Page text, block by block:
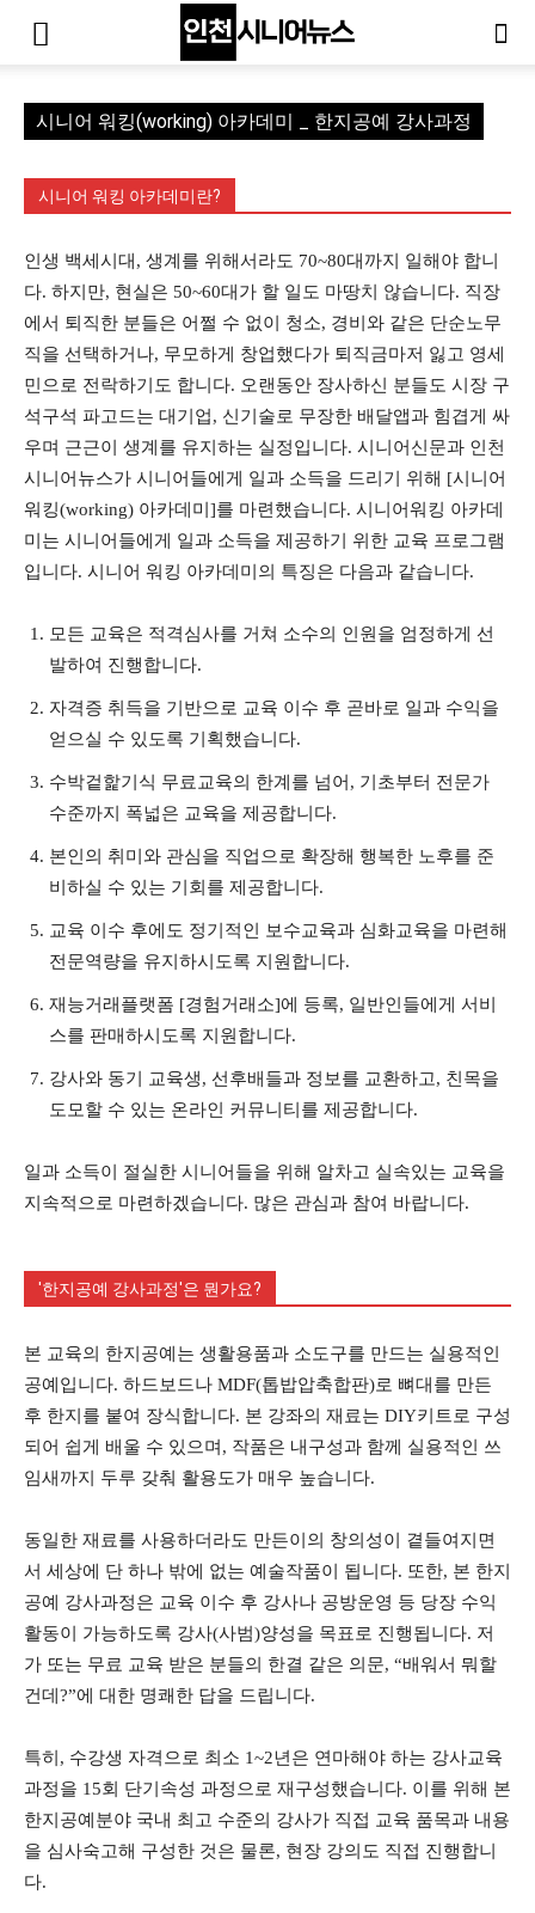
시니어 워킹(working) 아카데미 _ 한지공예 강사과정
시니어 워킹 아카데미란?
인생 백세시대, 생계를 위해서라도 70~80대까지 일해야 합니
다. 하지만, 현실은 50~60대가 할 일도 마땅치 않습니다. 직장
에서 퇴직한 분들은 어쩔 수 없이 청소, 경비와 같은 단순노무
직을 선택하거나, 무모하게 창업했다가 퇴직금마저 잃고 영세
민으로 전락하기도 합니다. 오랜동안 장사하신 분들도 시장 구
석구석 파고드는 대기업, 신기술로 무장한 배달앱과 힘겹게 싸
우며 근근이 생계를 유지하는 실정입니다. 시니어신문과 인천
시니어뉴스가 시니어들에게 일과 소득을 드리기 위해 [시니어
워킹(working) 아카데미]를 마련했습니다. 시니어워킹 아카데
미는 시니어들에게 일과 소득을 제공하기 위한 교육 프로그램
입니다. 시니어 워킹 아카데미의 특징은 다음과 같습니다.
모든 교육은 적격심사를 거쳐 소수의 인원을 엄정하게 선
발하여 진행합니다.
자격증 취득을 기반으로 교육 이수 후 곧바로 일과 수익을
얻으실 수 있도록 기획했습니다.
수박겉핥기식 무료교육의 한계를 넘어, 기초부터 전문가
수준까지 폭넓은 교육을 제공합니다.
본인의 취미와 관심을 직업으로 확장해 행복한 노후를 준
비하실 수 있는 기회를 제공합니다.
교육 이수 후에도 정기적인 보수교육과 심화교육을 마련해
전문역량을 유지하시도록 지원합니다.
재능거래플랫폼 [경험거래소]에 등록, 일반인들에게 서비
스를 판매하시도록 지원합니다.
강사와 동기 교육생, 선후배들과 정보를 교환하고, 친목을
도모할 수 있는 온라인 커뮤니티를 제공합니다.
일과 소득이 절실한 시니어들을 위해 알차고 실속있는 교육을
지속적으로 마련하겠습니다. 많은 관심과 참여 바랍니다.
'한지공예 강사과정'은 뭔가요?
본 교육의 한지공예는 생활용품과 소도구를 만드는 실용적인
공예입니다. 하드보드나 MDF(톱밥압축합판)로 뼈대를 만든
후 한지를 붙여 장식합니다. 본 강좌의 재료는 DIY키트로 구성
되어 쉽게 배울 수 있으며, 작품은 내구성과 함께 실용적인 쓰
임새까지 두루 갖춰 활용도가 매우 높습니다.
동일한 재료를 사용하더라도 만든이의 창의성이 곁들여지면
서 세상에 단 하나 밖에 없는 예술작품이 됩니다. 또한, 본 한지
공예 강사과정은 교육 이수 후 강사나 공방운영 등 당장 수익
활동이 가능하도록 강사(사범)양성을 목표로 진행됩니다. 저
가 또는 무료 교육 받은 분들의 한결 같은 의문, “배워서 뭐할
건데?”에 대한 명쾌한 답을 드립니다.
특히, 수강생 자격으로 최소 1~2년은 연마해야 하는 강사교육
과정을 15회 단기속성 과정으로 재구성했습니다. 이를 위해 본
한지공예분야 국내 최고 수준의 강사가 직접 교육 품목과 내용
을 심사숙고해 구성한 것은 물론, 현장 강의도 직접 진행합니
다.